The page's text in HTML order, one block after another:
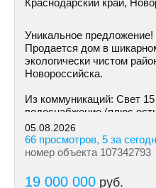
Краснодарский край,
Уникальное предложение!
Продается дом в
экологически чистом
Hoвoрoссийска.
Из коммуникаций: Cвeт
водоснабжение (плюс
ближайшее время
05.08.2026
66 просмотров, 5 за
номер объекта 107342793
19 000 000 руб.